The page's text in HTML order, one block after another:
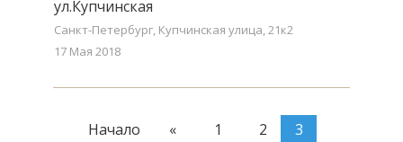
ул.Купчинская
Санкт-Петербург, Купчинская улица, 21к2
17 Мая 2018
Начало « 1 2 3